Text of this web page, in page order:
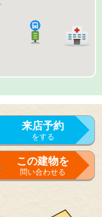
来店予約
をする
来店予約
をする
この建物を
問い合わせる